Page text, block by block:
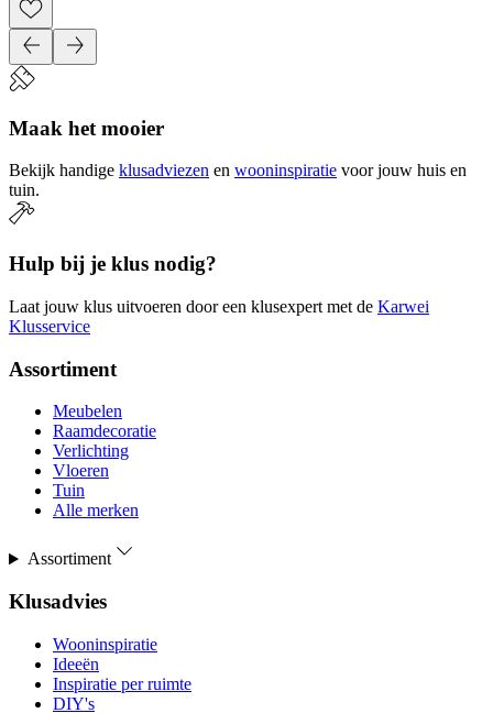
Maak het mooier
Bekijk handige klusadviezen en wooninspiratie voor jouw huis en
tuin.
Hulp bij je klus nodig?
Laat jouw klus uitvoeren door een klusexpert met de Karwei
Klusservice
Assortiment
Meubelen
Raamdecoratie
Verlichting
Vloeren
Tuin
Alle merken
Assortiment
Klusadvies
Wooninspiratie
Ideeën
Inspiratie per ruimte
DIY's